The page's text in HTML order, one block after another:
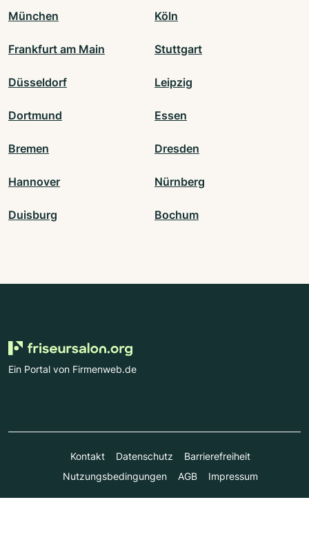
München Köln
Frankfurt am Main Stuttgart
Düsseldorf Leipzig
Dortmund Essen
Bremen Dresden
Hannover Nürnberg
Duisburg Bochum
Ein Portal von Firmenweb.de
Kontakt Datenschutz
Barrierefreiheit
Nutzungsbedingungen
AGB Impressum